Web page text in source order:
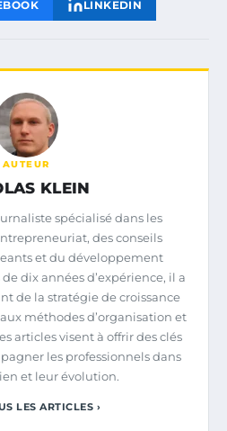
LINKEDIN
AUTEUR
KLEIN
spécialisé dans les
des conseils
et du développement
dix années d’expérience, il a
de la stratégie de croissance
méthodes d’organisation et
articles visent à offrir des clés
les professionnels dans
et leur évolution.
LES ARTICLES ›